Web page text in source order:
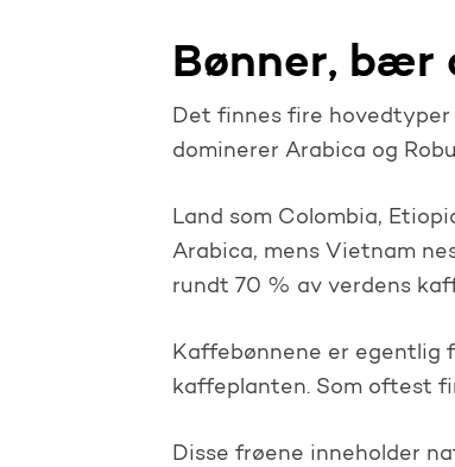
Bønner, bær
Det finnes fire
dominerer Arabica og
Land som Colombia,
Arabica, mens Vietnam
rundt 70 % av verdens
Kaffebønnene er egentlig
kaffeplanten. Som oftest
Disse frøene inneholder